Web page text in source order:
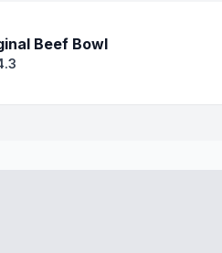
Beef Bowl